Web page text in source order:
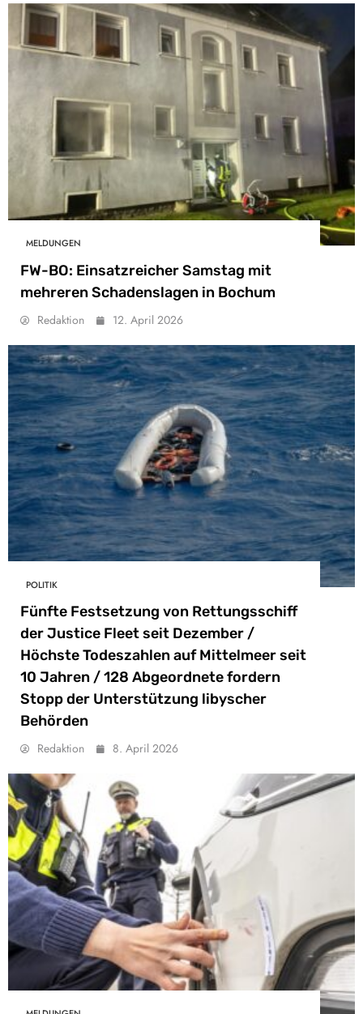
MELDUNGEN
FW-BO: Einsatzreicher Samstag mit
mehreren Schadenslagen in Bochum
Redaktion 12. April 2026
POLITIK
Fünfte Festsetzung von Rettungsschiff
der Justice Fleet seit Dezember /
Höchste Todeszahlen auf Mittelmeer seit
10 Jahren / 128 Abgeordnete fordern
Stopp der Unterstützung libyscher
Behörden
Redaktion 8. April 2026